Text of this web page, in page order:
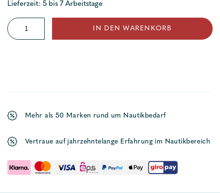
Lieferzeit: 5 bis 7 Arbeitstage
Magnesiumanode
Volvo
IN DEN WARENKORB
Mehr als 50 Marken rund um Nautikbedarf
Vertraue auf jahrzehntelange Erfahrung im Nautikbereich